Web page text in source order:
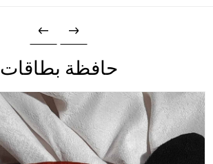
حافظة بطاقات